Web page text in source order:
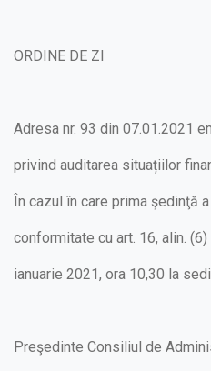
ORDINE DE ZI
Adresa nr. 93 din 07.01.2021
privind auditarea situațiilor
În cazul în care prima şedinţă
conformitate cu art. 16, alin.
ianuarie 2021, ora 10,30 la
Preşedinte Consiliul de